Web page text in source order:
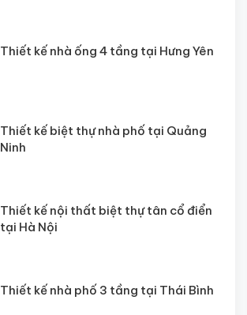
Thiết kế nhà ống 4 tầng tại Hưng Yên
Thiết kế biệt thự nhà phố tại Quảng
Ninh
Thiết kế nội thất biệt thự tân cổ điển
tại Hà Nội
Thiết kế nhà phố 3 tầng tại Thái Bình